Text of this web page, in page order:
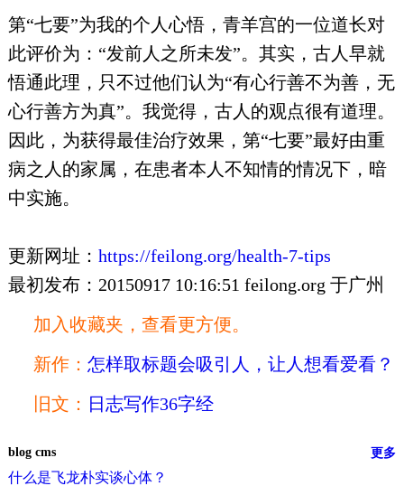
第“七要”为我的个人心悟，青羊宫的一位道长对
此评价为：“发前人之所未发”。其实，古人早就
悟通此理，只不过他们认为“有心行善不为善，无
心行善方为真”。我觉得，古人的观点很有道理。
因此，为获得最佳治疗效果，第“七要”最好由重
病之人的家属，在患者本人不知情的情况下，暗
中实施。
更新网址： https://feilong.org/health-7-tips
最初发布：20150917 10:16:51 feilong.org 于广州
加入收藏夹，查看更方便。
新作： 怎样取标题会吸引人，让人想看爱看？
旧文： 日志写作36字经
blog cms 更多
什么是飞龙朴实谈心体？